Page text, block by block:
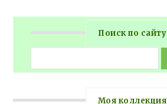
Поиск по сайту
Моя коллекция